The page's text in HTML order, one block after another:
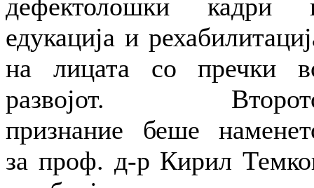
дефектолошки кадри
едукација и
на лицата со пречки
развојот.
признание беше
за проф. д-р Кирил